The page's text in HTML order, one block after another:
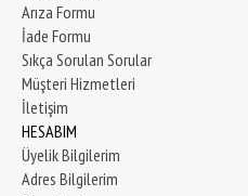
Arıza Formu
İade Formu
Sıkça Sorulan Sorular
Müşteri Hizmetleri
İletişim
HESABIM
Üyelik Bilgilerim
Adres Bilgilerim